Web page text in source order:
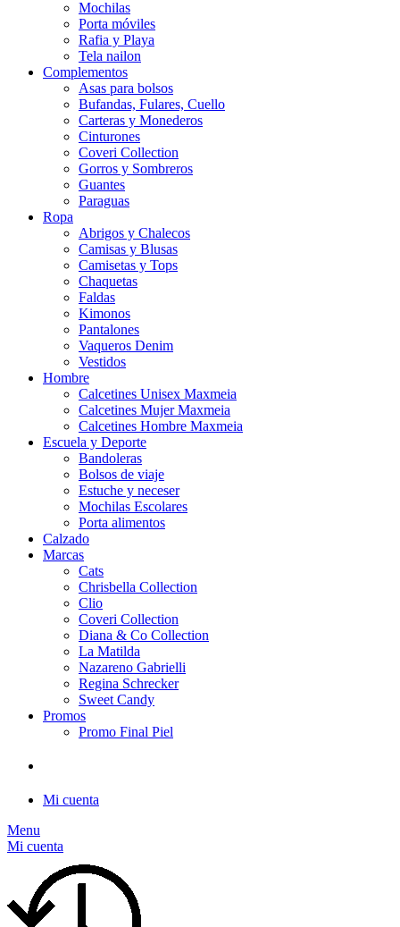
Mochilas
Porta móviles
Rafia y Playa
Tela nailon
Complementos
Asas para bolsos
Bufandas, Fulares, Cuello
Carteras y Monederos
Cinturones
Coveri Collection
Gorros y Sombreros
Guantes
Paraguas
Ropa
Abrigos y Chalecos
Camisas y Blusas
Camisetas y Tops
Chaquetas
Faldas
Kimonos
Pantalones
Vaqueros Denim
Vestidos
Hombre
Calcetines Unisex Maxmeia
Calcetines Mujer Maxmeia
Calcetines Hombre Maxmeia
Escuela y Deporte
Bandoleras
Bolsos de viaje
Estuche y neceser
Mochilas Escolares
Porta alimentos
Calzado
Marcas
Cats
Chrisbella Collection
Clio
Coveri Collection
Diana & Co Collection
La Matilda
Nazareno Gabrielli
Regina Schrecker
Sweet Candy
Promos
Promo Final Piel
Mi cuenta
Menu
Mi cuenta